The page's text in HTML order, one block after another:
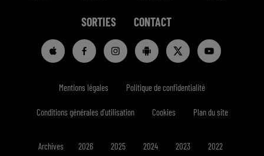
SORTIES CONTACT
Mentions légales Politique de confidentialité
Conditions générales d'utilisation Cookies Plan du site
Archives 2026 2025 2024 2023 2022